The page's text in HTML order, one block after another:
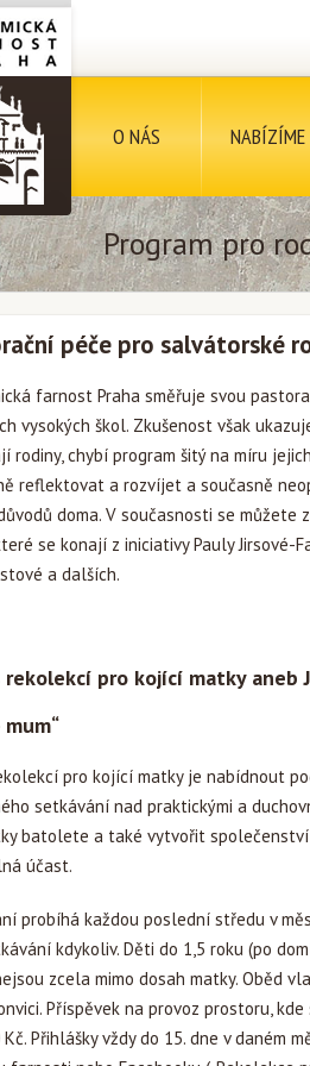
O NÁS NABÍZÍME
Program pro
péče pro salvátorské
farnost Praha směřuje svou
vysokých škol. Zkušenost však
rodiny, chybí program šitý na míru
reflektovat a rozvíjet a současně
doma. V současnosti se
se konají z iniciativy Pauly Jirsové-
a dalších.
rekolekcí pro kojící matky
pro kojící matky je nabídnout
setkávání nad praktickými a
batolete a také vytvořit
účast.
probíhá každou poslední středu v
kdykoliv. Děti do 1,5 roku (po
zcela mimo dosah matky. Oběd
Příspěvek na provoz prostoru,
Přihlášky vždy do 15. dne v daném